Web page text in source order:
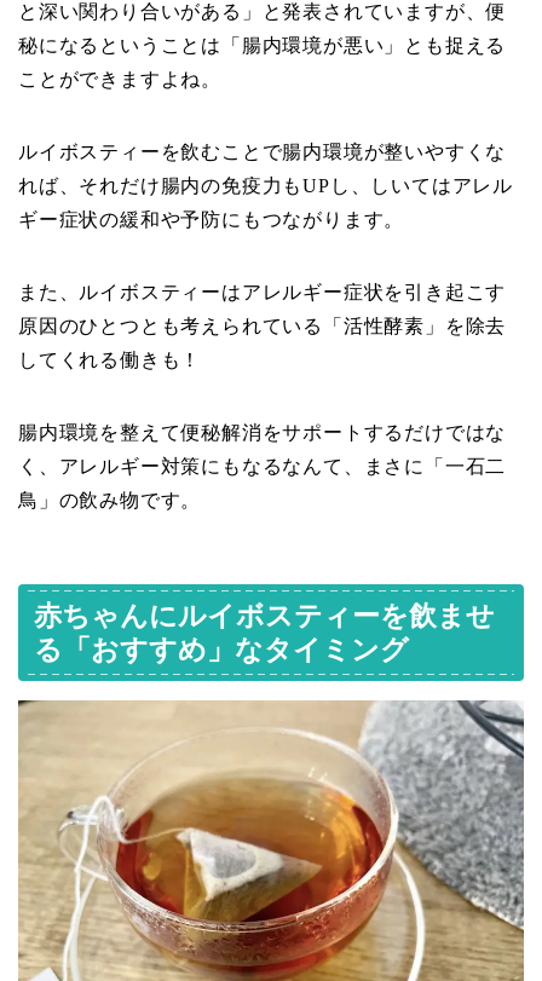
と深い関わり合いがある」と発表されていますが、便
秘になるということは「腸内環境が悪い」とも捉える
ことができますよね。
ルイボスティーを飲むことで腸内環境が整いやすくな
れば、それだけ腸内の免疫力もUPし、しいてはアレル
ギー症状の緩和や予防にもつながります。
また、ルイボスティーはアレルギー症状を引き起こす
原因のひとつとも考えられている「活性酵素」を除去
してくれる働きも！
腸内環境を整えて便秘解消をサポートするだけではな
く、アレルギー対策にもなるなんて、まさに「一石二
鳥」の飲み物です。
赤ちゃんにルイボスティーを飲ませ
る「おすすめ」なタイミング